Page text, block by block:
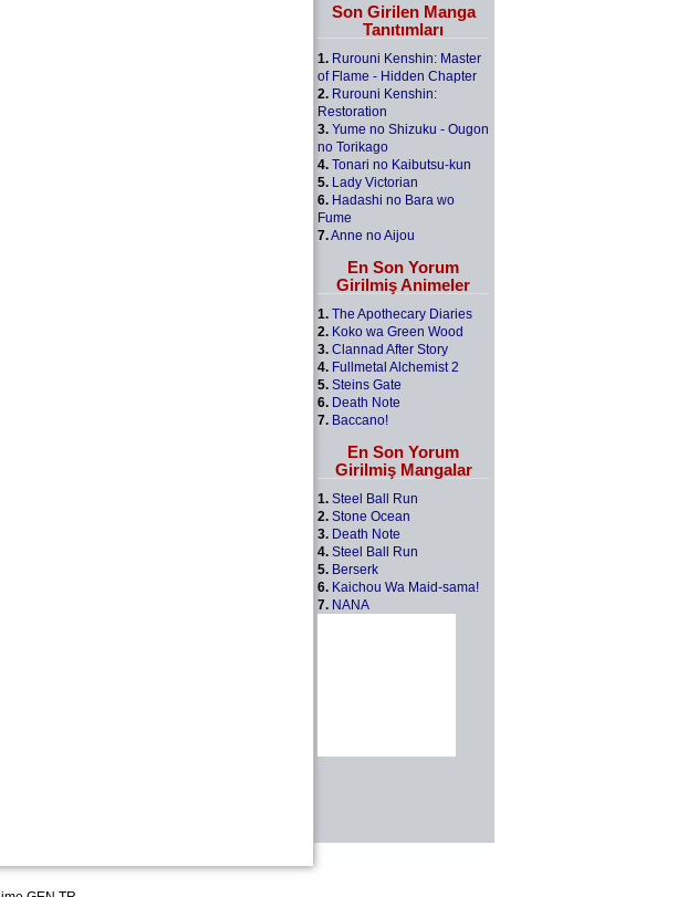
Son Girilen Manga
Tanıtımları
1. Rurouni Kenshin: Master
of Flame - Hidden Chapter
2. Rurouni Kenshin:
Restoration
3. Yume no Shizuku - Ougon
no Torikago
4. Tonari no Kaibutsu-kun
5. Lady Victorian
6. Hadashi no Bara wo
Fume
7.Anne no Aijou
En Son Yorum
Girilmiş Animeler
1. The Apothecary Diaries
2. Koko wa Green Wood
3. Clannad After Story
4. Fullmetal Alchemist 2
5. Steins Gate
6. Death Note
7. Baccano!
En Son Yorum
Girilmiş Mangalar
1. Steel Ball Run
2. Stone Ocean
3. Death Note
4. Steel Ball Run
5. Berserk
6. Kaichou Wa Maid-sama!
7. NANA